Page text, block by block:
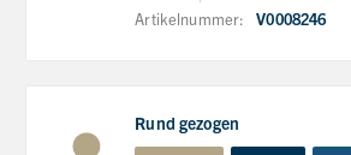
Artikelnummer: V0008246
Rund gezogen